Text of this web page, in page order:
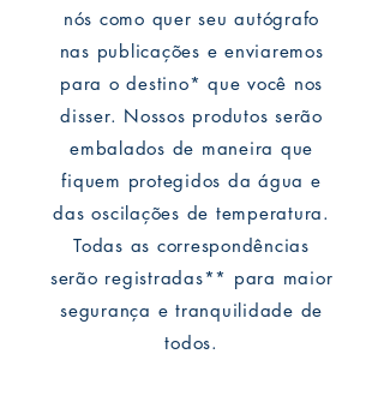
nós como quer seu autógrafo
nas publicações e enviaremos
para o destino* que você nos
disser. Nossos produtos serão
embalados de maneira que
fiquem protegidos da água e
das oscilações de temperatura.
Todas as correspondências
serão registradas** para maior
segurança e tranquilidade de
todos.